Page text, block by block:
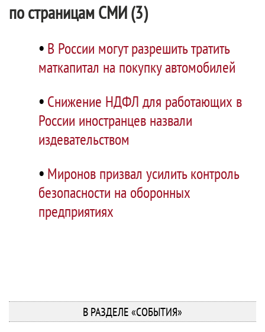
по страницам СМИ (3)
• В России могут разрешить тратить
маткапитал на покупку автомобилей
• Снижение НДФЛ для работающих в
России иностранцев назвали
издевательством
• Миронов призвал усилить контроль
безопасности на оборонных
предприятиях
В РАЗДЕЛЕ «СОБЫТИЯ»